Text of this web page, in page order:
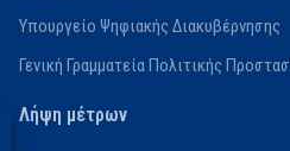
Υπουργείο Ψηφιακής Διακυβέρνησης
Γενική Γραμματεία Πολιτικής
Λήψη μέτρων